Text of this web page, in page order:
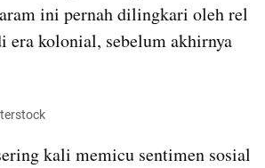
ini pernah dilingkari oleh rel
era kolonial, sebelum akhirnya
kali memicu sentimen sosial